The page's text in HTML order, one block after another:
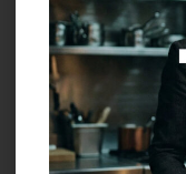
acumulando tu
inversión que te
las puertas hacia
vida mejor,
cambio
altísimo valor por
de expertos de